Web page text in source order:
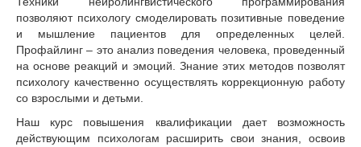
позволяют психологу смоделировать позитивные поведение
и мышление пациентов для определенных целей.
Профайлинг – это анализ поведения человека, проведенный
на основе реакций и эмоций. Знание этих методов позволят
психологу качественно осуществлять коррекционную работу
со взрослыми и детьми.
Наш курс повышения квалификации дает возможность
действующим психологам расширить свои знания, освоив